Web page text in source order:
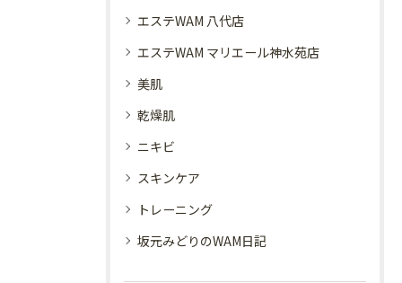
エステWAM 八代店
エステWAM マリエール神水苑店
美肌
乾燥肌
ニキビ
スキンケア
トレーニング
坂元みどりのWAM日記